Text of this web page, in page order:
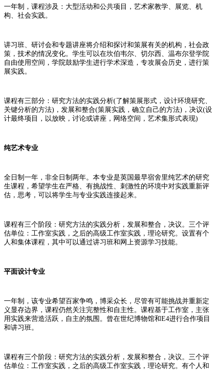
一年制，课程涉及：大型活动和公共项目，艺术家教学、展览、机
构、社会实践。
讲习班、研讨会和专题讲座将介绍和探讨和策展有关的机构，社会政
策，技术的情况变化。学生可以在坎伯韦尔、切尔西、温布尔登学院
自由使用空间，学院鼓励学生进行学术深造，专攻展会历史，进行策
展实践。
课程有三部分：研究方法的实践分析(了解策展形式，设计环境研究、
关键分析的方法)，发展和整合(策展实践，确立自己的方法)，决议(设
计最终项目，以放映，讨论或讲座，网络空间，艺术集形式表现)
纯艺术专业
全日制一年，非全日制两年。本专业是英国最早宿舍里纯艺术的研究
生课程，希望学生在严格、有挑战性、刺激性的环境中对实践重新评
估，思考，可以将学生与专业实践连接起来。
课程有三个阶段：研究方法的实践分析，发展和整合，决议。三个评
估单位：工作室实践，之后的高级工作室实践，理论研究。设置有个
人和集体课程，其中可以通过讲习班和网上资源学习技能。
平面设计专业
一年制，该专业希望百家争鸣，博采众长，尽管有可能挑战并重新定
义显存边界，课程仍然关注完整性和自主性。课程基于工作室，主张
用实践来营造活跃，自主的氛围。曾在世纪博物馆和E4进行合作项目
和讲习班。
课程有三个阶段：研究方法的实践分析，发展和整合，决议。三个评
估单位：工作室实践，之后的高级工作室实践，理论研究。有个人和